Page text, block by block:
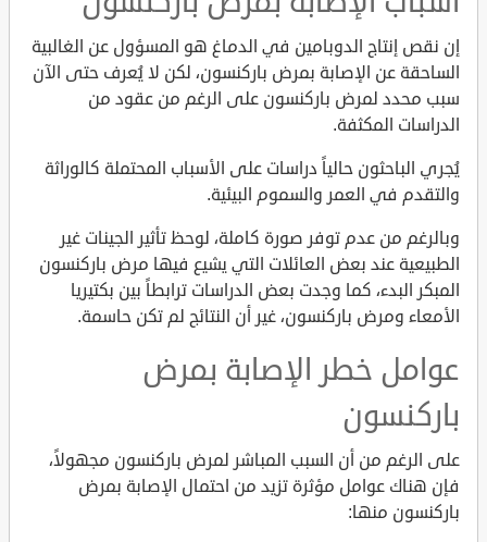
إن نقص إنتاج الدوبامين في الدماغ هو المسؤول عن الغالبية
الساحقة عن الإصابة بمرض باركنسون، لكن لا يُعرف حتى الآن
سبب محدد لمرض باركنسون على الرغم من عقود من
الدراسات المكثفة.
يُجري الباحثون حالياً دراسات على الأسباب المحتملة كالوراثة
والتقدم في العمر والسموم البيئية.
وبالرغم من عدم توفر صورة كاملة، لوحظ تأثير الجينات غير
الطبيعية عند بعض العائلات التي يشيع فيها مرض باركنسون
المبكر البدء، كما وجدت بعض الدراسات ترابطاً بين بكتيريا
الأمعاء ومرض باركنسون، غير أن النتائج لم تكن حاسمة.
عوامل خطر الإصابة بمرض
باركنسون
على الرغم من أن السبب المباشر لمرض باركنسون مجهولاً،
فإن هناك عوامل مؤثرة تزيد من احتمال الإصابة بمرض
باركنسون منها: